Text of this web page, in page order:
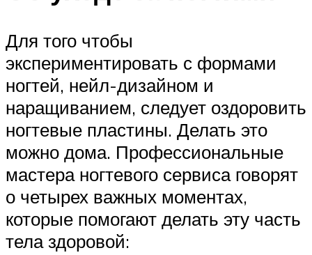
Для того чтобы
экспериментировать с формами
ногтей, нейл-дизайном и
наращиванием, следует оздоровить
ногтевые пластины. Делать это
можно дома. Профессиональные
мастера ногтевого сервиса говорят
о четырех важных моментах,
которые помогают делать эту часть
тела здоровой: